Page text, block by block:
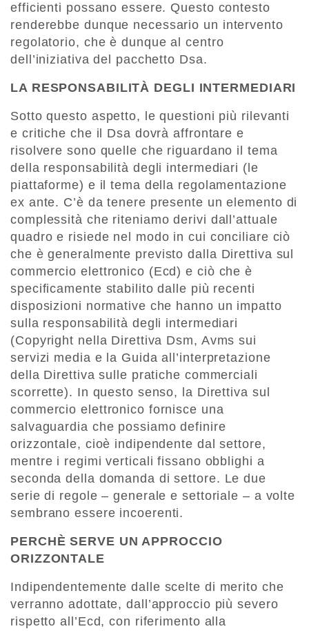
efficienti possano essere. Questo contesto
renderebbe dunque necessario un intervento
regolatorio, che è dunque al centro
dell’iniziativa del pacchetto Dsa.
LA RESPONSABILITÀ DEGLI INTERMEDIARI
Sotto questo aspetto, le questioni più rilevanti
e critiche che il Dsa dovrà affrontare e
risolvere sono quelle che riguardano il tema
della responsabilità degli intermediari (le
piattaforme) e il tema della regolamentazione
ex ante. C’è da tenere presente un elemento di
complessità che riteniamo derivi dall’attuale
quadro e risiede nel modo in cui conciliare ciò
che è generalmente previsto dalla Direttiva sul
commercio elettronico (Ecd) e ciò che è
specificamente stabilito dalle più recenti
disposizioni normative che hanno un impatto
sulla responsabilità degli intermediari
(Copyright nella Direttiva Dsm, Avms sui
servizi media e la Guida all’interpretazione
della Direttiva sulle pratiche commerciali
scorrette). In questo senso, la Direttiva sul
commercio elettronico fornisce una
salvaguardia che possiamo definire
orizzontale, cioè indipendente dal settore,
mentre i regimi verticali fissano obblighi a
seconda della domanda di settore. Le due
serie di regole – generale e settoriale – a volte
sembrano essere incoerenti.
PERCHÈ SERVE UN APPROCCIO
ORIZZONTALE
Indipendentemente dalle scelte di merito che
verranno adottate, dall’approccio più severo
rispetto all’Ecd, con riferimento alla